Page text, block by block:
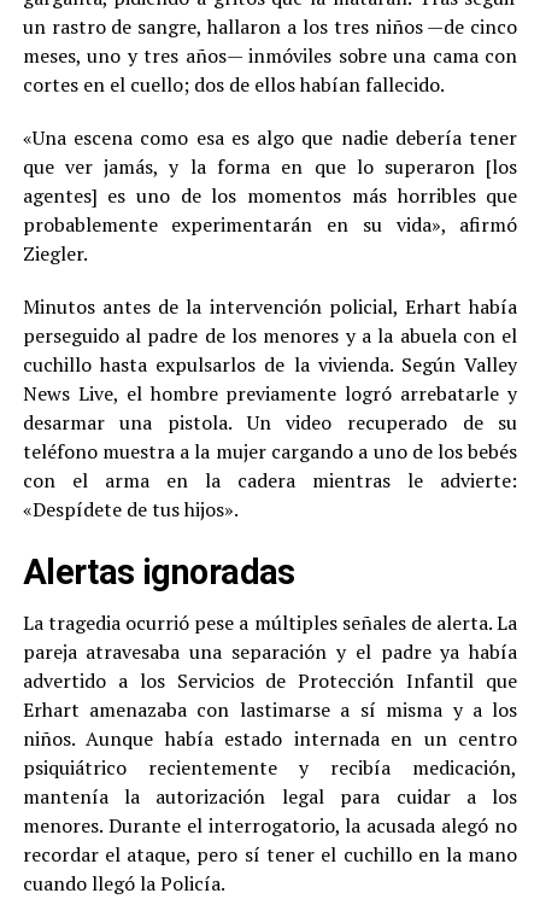
un rastro de sangre, hallaron a los tres niños —de cinco
meses, uno y tres años— inmóviles sobre una cama con
cortes en el cuello; dos de ellos habían fallecido.
«Una escena como esa es algo que nadie debería tener
que ver jamás, y la forma en que lo superaron [los
agentes] es uno de los momentos más horribles que
probablemente experimentarán en su vida», afirmó
Ziegler.
Minutos antes de la intervención policial, Erhart había
perseguido al padre de los menores y a la abuela con el
cuchillo hasta expulsarlos de la vivienda. Según Valley
News Live, el hombre previamente logró arrebatarle y
desarmar una pistola. Un video recuperado de su
teléfono muestra a la mujer cargando a uno de los bebés
con el arma en la cadera mientras le advierte:
«Despídete de tus hijos».
Alertas ignoradas
La tragedia ocurrió pese a múltiples señales de alerta. La
pareja atravesaba una separación y el padre ya había
advertido a los Servicios de Protección Infantil que
Erhart amenazaba con lastimarse a sí misma y a los
niños. Aunque había estado internada en un centro
psiquiátrico recientemente y recibía medicación,
mantenía la autorización legal para cuidar a los
menores. Durante el interrogatorio, la acusada alegó no
recordar el ataque, pero sí tener el cuchillo en la mano
cuando llegó la Policía.